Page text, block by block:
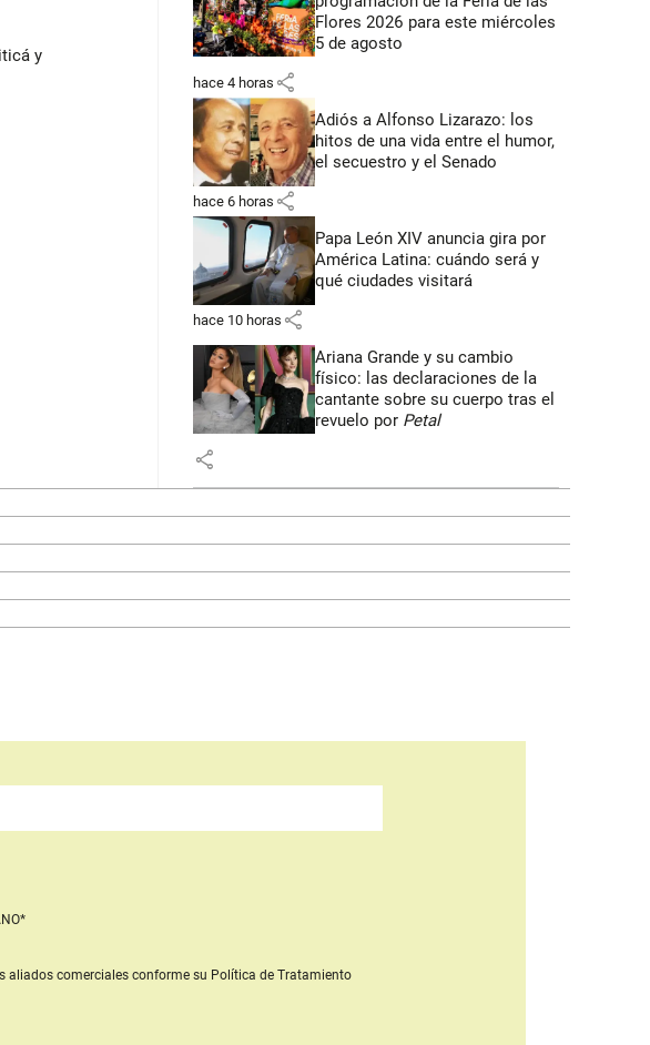
y
Flores 2026 para este miércoles
5 de agosto
hace 4 horas share
Adiós a Alfonso Lizarazo: los
hitos de una vida entre el humor,
el secuestro y el Senado
hace 6 horas share
Papa León XIV anuncia gira por
América Latina: cuándo será y
qué ciudades visitará
hace 10 horas share
Ariana Grande y su cambio
físico: las declaraciones de la
cantante sobre su cuerpo tras el
revuelo por Petal
share
aliados comercialesconforme su Política de Tratamiento